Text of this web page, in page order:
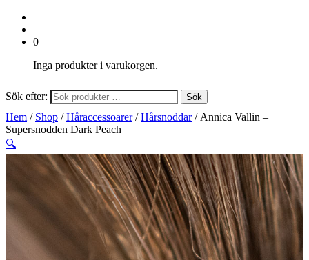
0
Inga produkter i varukorgen.
Sök efter: Sök
Hem / Shop /Håraccessoarer/Hårsnoddar/ Annica Vallin –
Supersnodden Dark Peach
🔍